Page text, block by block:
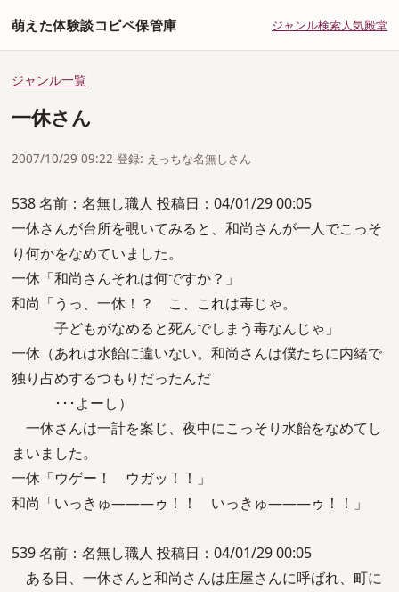
萌えた体験談コピペ保管庫 ジャンル検索人気殿堂
ジャンル一覧
一休さん
2007/10/29 09:22 登録: えっちな名無しさん
538 名前：名無し職人 投稿日：04/01/29 00:05
一休さんが台所を覗いてみると、和尚さんが一人でこっそ
り何かをなめていました。
一休「和尚さんそれは何ですか？」
和尚「うっ、一休！？ こ、これは毒じゃ。
子どもがなめると死んでしまう毒なんじゃ」
一休（あれは水飴に違いない。和尚さんは僕たちに内緒で
独り占めするつもりだったんだ
･･･よーし）
一休さんは一計を案じ、夜中にこっそり水飴をなめてし
まいました。
一休「ウゲー！ ウガッ！！」
和尚「いっきゅ―――ゥ！！ いっきゅ―――ゥ！！」
539 名前：名無し職人 投稿日：04/01/29 00:05
ある日、一休さんと和尚さんは庄屋さんに呼ばれ、町に